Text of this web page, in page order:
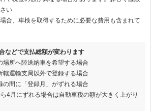
い
合、車検を取得するために必要な費用も含まれて
などで支払総額が変わります
場所へ陸送納車を希望する場合
轄運輸支局以外で登録する場合
の間に「登録月」がずれる場合
ら4月にずれる場合は自動車税の額が大きく上がり